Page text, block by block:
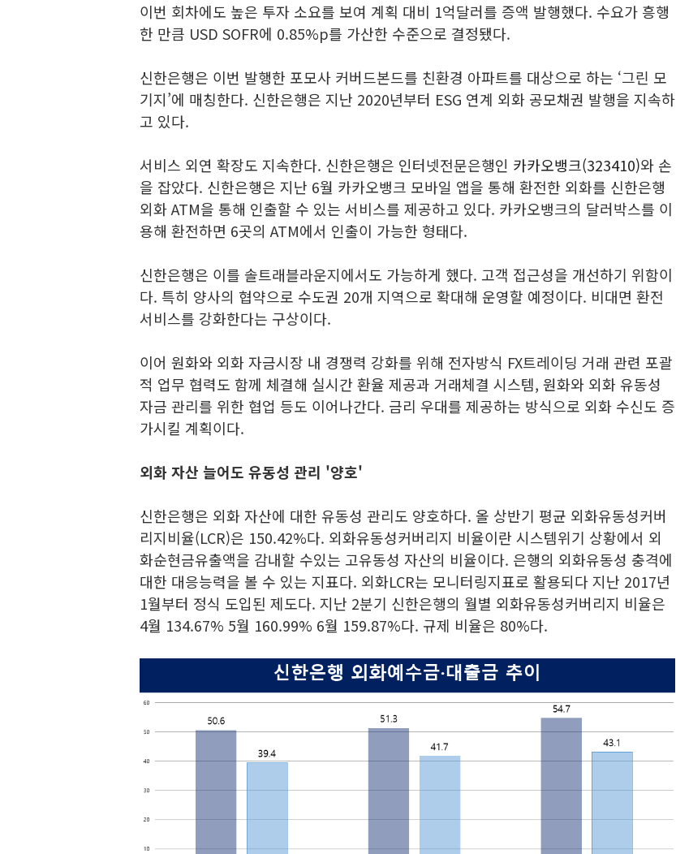
이번 회차에도 높은 투자 소요를 보여 계획 대비 1억달러를 증액 발행했다. 수요가 흥행
한 만큼 USD SOFR에 0.85%p를 가산한 수준으로 결정됐다.
신한은행은 이번 발행한 포모사 커버드본드를 친환경 아파트를 대상으로 하는 ‘그린 모
기지’에 매칭한다. 신한은행은 지난 2020년부터 ESG 연계 외화 공모채권 발행을 지속하
고 있다.
서비스 외연 확장도 지속한다. 신한은행은 인터넷전문은행인 카카오뱅크(323410)와 손
을 잡았다. 신한은행은 지난 6월 카카오뱅크 모바일 앱을 통해 환전한 외화를 신한은행
외화 ATM을 통해 인출할 수 있는 서비스를 제공하고 있다. 카카오뱅크의 달러박스를 이
용해 환전하면 6곳의 ATM에서 인출이 가능한 형태다.
신한은행은 이를 솔트래블라운지에서도 가능하게 했다. 고객 접근성을 개선하기 위함이
다. 특히 양사의 협약으로 수도권 20개 지역으로 확대해 운영할 예정이다. 비대면 환전
서비스를 강화한다는 구상이다.
이어 원화와 외화 자금시장 내 경쟁력 강화를 위해 전자방식 FX트레이딩 거래 관련 포괄
적 업무 협력도 함께 체결해 실시간 환율 제공과 거래체결 시스템, 원화와 외화 유동성
자금 관리를 위한 협업 등도 이어나간다. 금리 우대를 제공하는 방식으로 외화 수신도 증
가시킬 계획이다.
외화 자산 늘어도 유동성 관리 '양호'
신한은행은 외화 자산에 대한 유동성 관리도 양호하다. 올 상반기 평균 외화유동성커버
리지비율(LCR)은 150.42%다. 외화유동성커버리지 비율이란 시스템위기 상황에서 외
화순현금유출액을 감내할 수있는 고유동성 자산의 비율이다. 은행의 외화유동성 충격에
대한 대응능력을 볼 수 있는 지표다. 외화LCR는 모니터링지표로 활용되다 지난 2017년
1월부터 정식 도입된 제도다. 지난 2분기 신한은행의 월별 외화유동성커버리지 비율은
4월 134.67% 5월 160.99% 6월 159.87%다. 규제 비율은 80%다.